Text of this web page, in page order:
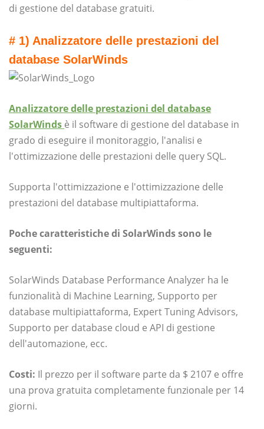
di gestione del database gratuiti.
# 1) Analizzatore delle prestazioni del
database SolarWinds
Analizzatore delle prestazioni del database
SolarWinds è il software di gestione del database in
grado di eseguire il monitoraggio, l'analisi e
l'ottimizzazione delle prestazioni delle query SQL.
Supporta l'ottimizzazione e l'ottimizzazione delle
prestazioni del database multipiattaforma.
Poche caratteristiche di SolarWinds sono le
seguenti:
SolarWinds Database Performance Analyzer ha le
funzionalità di Machine Learning, Supporto per
database multipiattaforma, Expert Tuning Advisors,
Supporto per database cloud e API di gestione
dell'automazione, ecc.
Costi: Il prezzo per il software parte da $ 2107 e offre
una prova gratuita completamente funzionale per 14
giorni.